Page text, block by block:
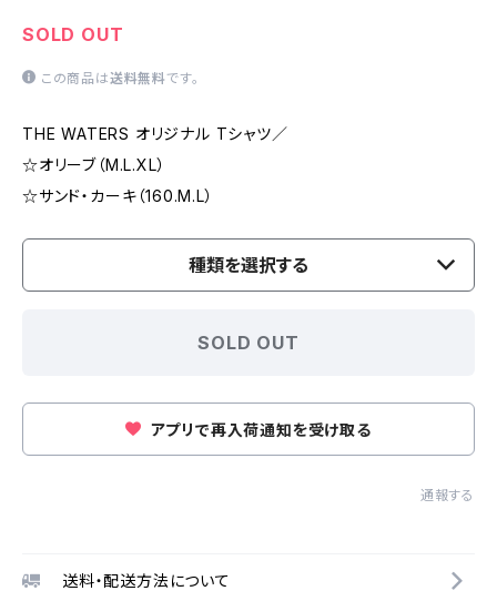
SOLD OUT
この商品は送料無料です。
THE WATERS オリジナル Tシャツ／
☆オリーブ（M.L.XL）
☆サンド・カーキ（160.M.L）
種類を選択する
SOLD OUT
アプリで再入荷通知を受け取る
通報する
送料・配送方法について